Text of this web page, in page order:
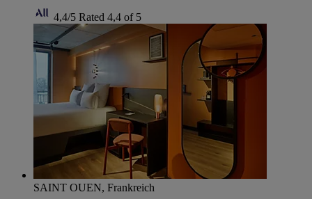
4,4/5 Rated 4,4 of 5
SAINT OUEN, Frankreich